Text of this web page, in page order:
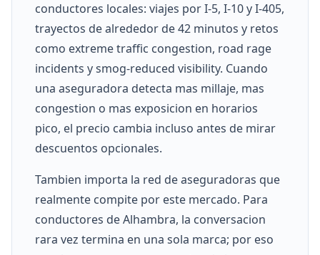
conductores locales: viajes por I-5, I-10 y I-405,
trayectos de alrededor de 42 minutos y retos
como extreme traffic congestion, road rage
incidents y smog-reduced visibility. Cuando
una aseguradora detecta mas millaje, mas
congestion o mas exposicion en horarios
pico, el precio cambia incluso antes de mirar
descuentos opcionales.
Tambien importa la red de aseguradoras que
realmente compite por este mercado. Para
conductores de Alhambra, la conversacion
rara vez termina en una sola marca; por eso